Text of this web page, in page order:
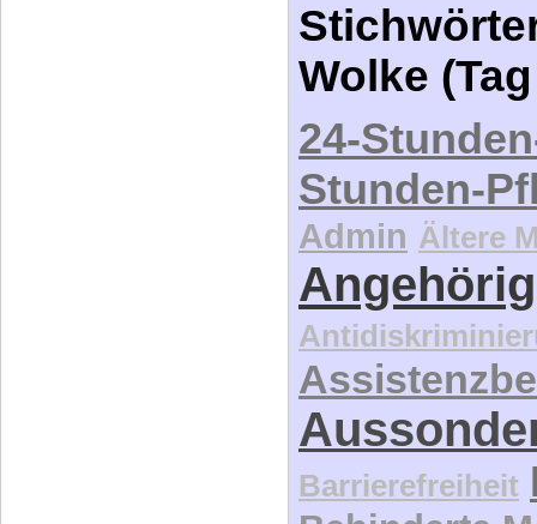
Wolke
24-
Stunden-
Admin Ältere
Barrierefreiheit